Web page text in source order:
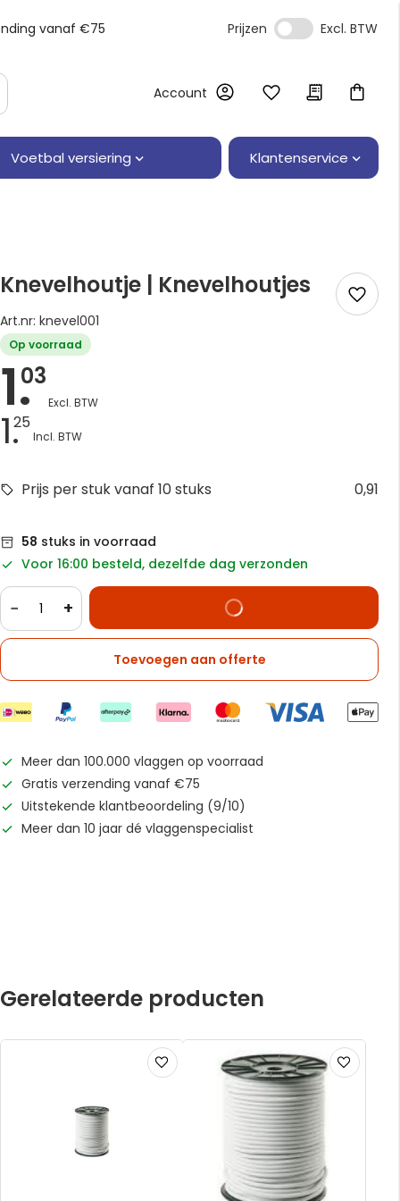
vanaf €75 Prijzen
Account
Voetbal versiering Klantenservice
Knevelhoutje | Knevelhoutjes
Art.nr: knevel001
Op voorraad
1.03
1.25
Prijs per stuk vanaf 10 stuks 0,91
58 stuks in voorraad
Voor 16:00 besteld, dezelfde dag verzonden
− +
Toevoegen aan offerte
Meer dan 100.000 vlaggen op voorraad
Gratis verzending vanaf €75
Uitstekende klantbeoordeling (9/10)
Meer dan 10 jaar dé vlaggenspecialist
Gerelateerde producten
Voeg
toe
Voeg
toe